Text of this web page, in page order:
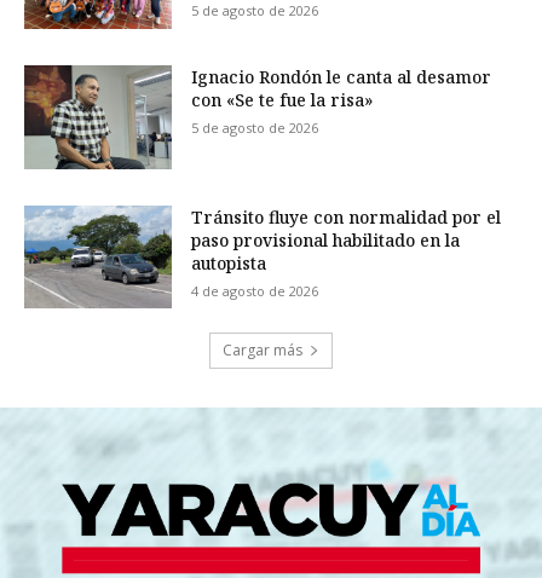
5 de agosto de 2026
Ignacio Rondón le canta al desamor
con «Se te fue la risa»
5 de agosto de 2026
Tránsito fluye con normalidad por el
paso provisional habilitado en la
autopista
4 de agosto de 2026
Cargar más